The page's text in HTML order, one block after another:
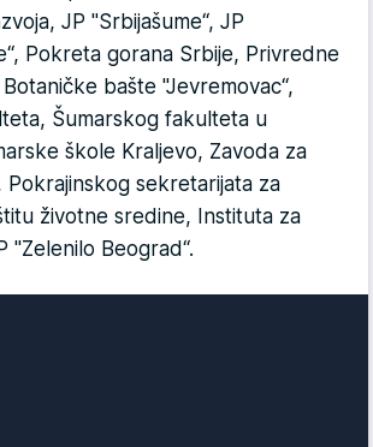
JP "Srbijašume“, JP
Pokreta gorana Srbije, Privredne
bašte "Jevremovac“,
Šumarskog fakulteta u
škole Kraljevo, Zavoda za
sekretarijata za
životne sredine, Instituta za
"Zelenilo Beograd“.